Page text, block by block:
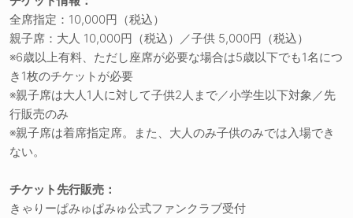
全席指定：10,000円（税込）
親子席：大人 10,000円（税込）／子供 5,000円（税込）
※6歳以上有料、ただし座席が必要な場合は5歳以下でも1名につ
き1枚のチケットが必要
※親子席は大人1人に対して子供2人まで／小学生以下対象／先
行販売のみ
※親子席は着席指定席。また、大人のみ子供のみでは入場でき
ない。
チケット先行販売：
きゃりーぱみゅぱみゅ公式ファンクラブ受付